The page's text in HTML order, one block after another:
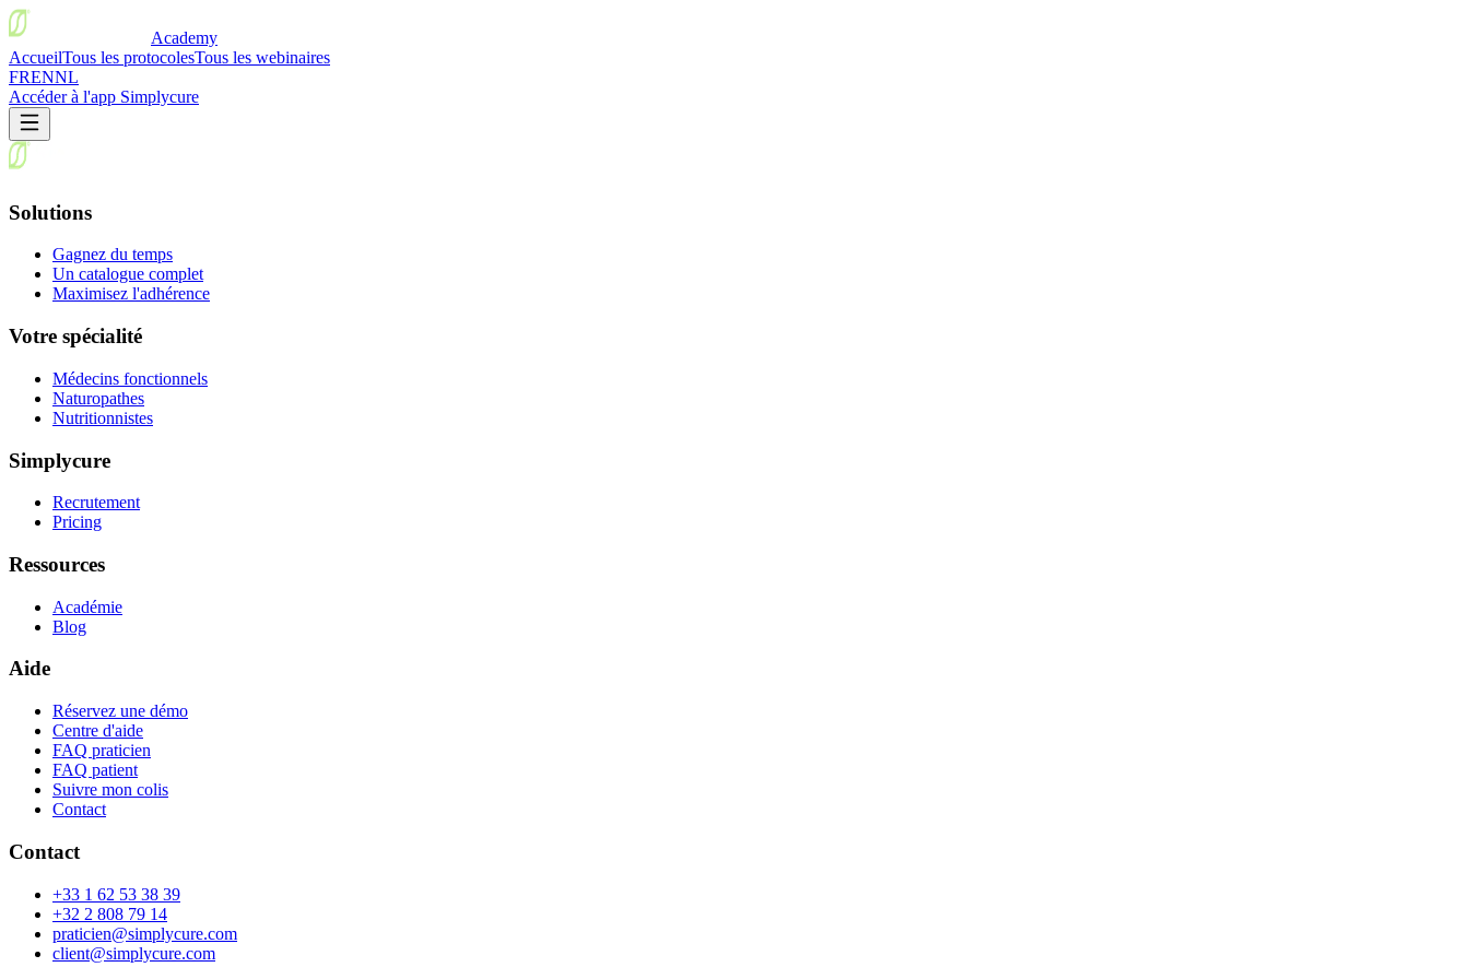
Academy
AccueilTous les protocolesTous les webinaires
FRENNL
Accéder à l'app Simplycure
Solutions
Gagnez du temps
Un catalogue complet
Maximisez l'adhérence
Votre spécialité
Médecins fonctionnels
Naturopathes
Nutritionnistes
Simplycure
Recrutement
Pricing
Ressources
Académie
Blog
Aide
Réservez une démo
Centre d'aide
FAQ praticien
FAQ patient
Suivre mon colis
Contact
Contact
+33 1 62 53 38 39
+32 2 808 79 14
praticien@simplycure.com
client@simplycure.com